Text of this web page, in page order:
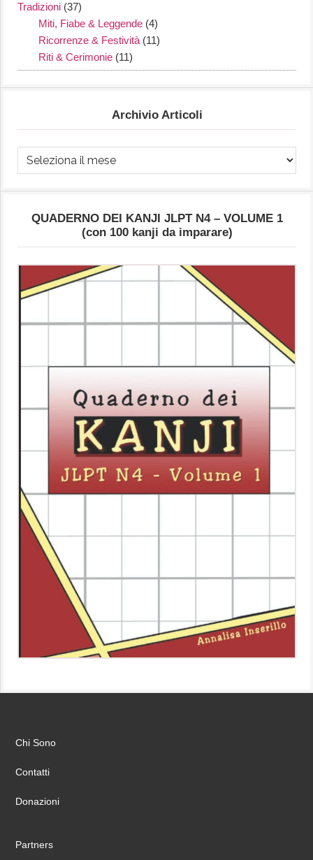
Tradizioni (37)
Miti, Fiabe & Leggende (4)
Ricorrenze & Festività (11)
Riti & Cerimonie (11)
Archivio Articoli
Archivio
Articoli
QUADERNO DEI KANJI JLPT N4 – VOLUME 1
(con 100 kanji da imparare)
Chi Sono
Contatti
Donazioni
Partners